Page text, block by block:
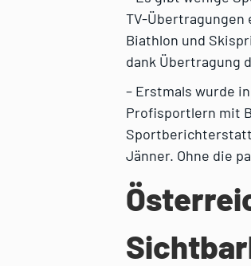
TV-Übertragungen
Biathlon und
dank Übertragung
– Erstmals wurde
Profisportlern mit
Jänner. Ohne die